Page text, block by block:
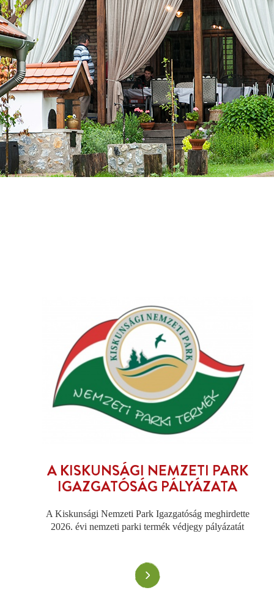
A KISKUNSÁGI NEMZETI PARK
IGAZGATÓSÁG PÁLYÁZATA
A Kiskunsági Nemzeti Park Igazgatóság meghirdette
2026. évi nemzeti parki termék védjegy pályázatát